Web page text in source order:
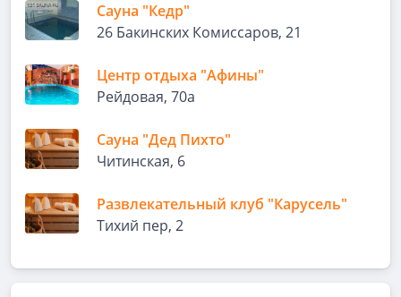
Сауна "Кедр"
26 Бакинских Комиссаров, 21
Центр отдыха "Афины"
Рейдовая, 70а
Сауна "Дед Пихто"
Читинская, 6
Развлекательный клуб "Карусель"
Тихий пер, 2